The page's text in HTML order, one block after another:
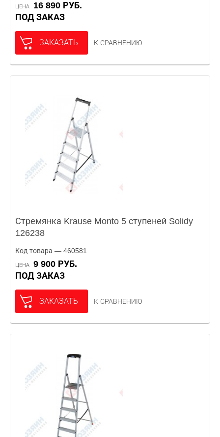
ЦЕНА
16 890 РУБ.
ПОД ЗАКАЗ
ЗАКАЗАТЬ К СРАВНЕНИЮ
Стремянка Krause Monto 5 ступеней Solidy
126238
Код товара — 460581
ЦЕНА
9 900 РУБ.
ПОД ЗАКАЗ
ЗАКАЗАТЬ К СРАВНЕНИЮ